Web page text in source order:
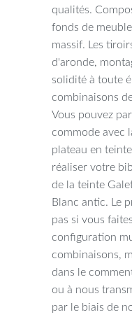
qualités.
fonds de
massif. Les
d'aronde,
solidité à toute
combinaisons
Vous pouvez
commode avec
plateau en
réaliser votre
de la teinte
Blanc antic. Le
pas si vous
configuration
combinaisons,
dans le
ou à nous
par le biais de